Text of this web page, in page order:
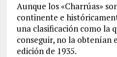
Aunque los «Charrúas»
continente e
una clasificación como la
conseguir, no la obtenían
edición de 1935.